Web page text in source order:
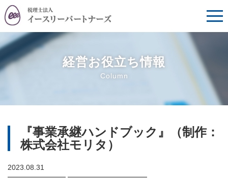
経営お役立ち情報
Column
『事業承継ハンドブック』（制作：
株式会社モリタ）
2023.08.31